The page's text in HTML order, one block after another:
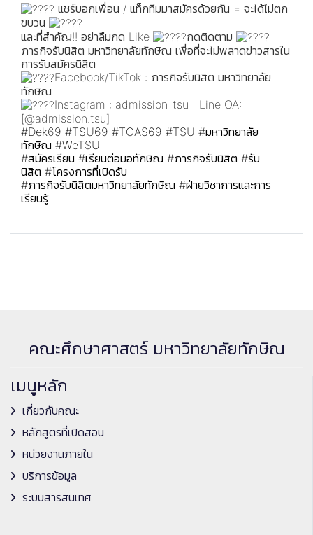
แชร์บอกเพื่อน / แท็กทีมมาสมัครด้วยกัน = จะได้ไม่ตก
ขบวน
และที่สำคัญ!! อย่าลืมกด Like
กดติดตาม
ภารกิจรับนิสิต มหาวิทยาลัยทักษิณ เพื่อที่จะไม่พลาดข่าวสารใน
การรับสมัครนิสิต
Facebook/TikTok : ภารกิจรับนิสิต มหาวิทยาลัย
ทักษิณ
Instagram : admission_tsu | Line OA:
[@admission.tsu]
#Dek69 #TSU69 #TCAS69 #TSU #มหาวิทยาลัย
ทักษิณ #WeTSU
#สมัครเรียน #เรียนต่อมอทักษิณ #ภารกิจรับนิสิต #รับ
นิสิต #โครงการที่เปิดรับ
#ภารกิจรับนิสิตมหาวิทยาลัยทักษิณ #ฝ่ายวิชาการและการ
เรียนรู้
คณะศึกษาศาสตร์ มหาวิทยาลัยทักษิณ
เมนูหลัก
เกี่ยวกับคณะ
หลักสูตรที่เปิดสอน
หน่วยงานภายใน
บริการข้อมูล
ระบบสารสนเทศ